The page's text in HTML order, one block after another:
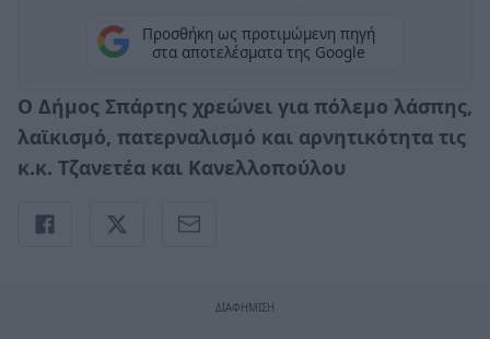
Προσθήκη ως προτιμώμενη πηγή
στα αποτελέσματα της Google
Ο Δήμος Σπάρτης χρεώνει για πόλεμο λάσπης,
λαϊκισμό, πατερναλισμό και αρνητικότητα τις
κ.κ. Τζανετέα και Κανελλοπούλου